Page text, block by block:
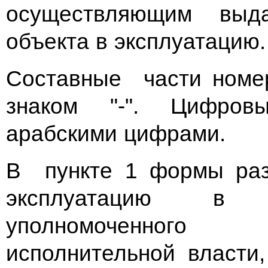
осуществляющим
объекта в эксплуатацию.
Составные части
знаком "-".
арабскими цифрами.
В пункте 1 формы
эксплуатацию в
исполнительной